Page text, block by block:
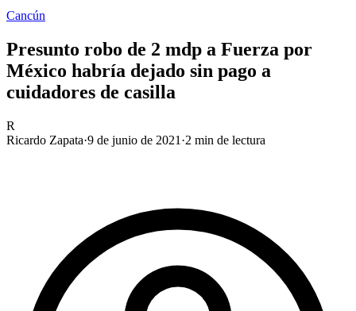
Cancún
Presunto robo de 2 mdp a Fuerza por
México habría dejado sin pago a
cuidadores de casilla
R
Ricardo Zapata·9 de junio de 2021 ·2 min de lectura